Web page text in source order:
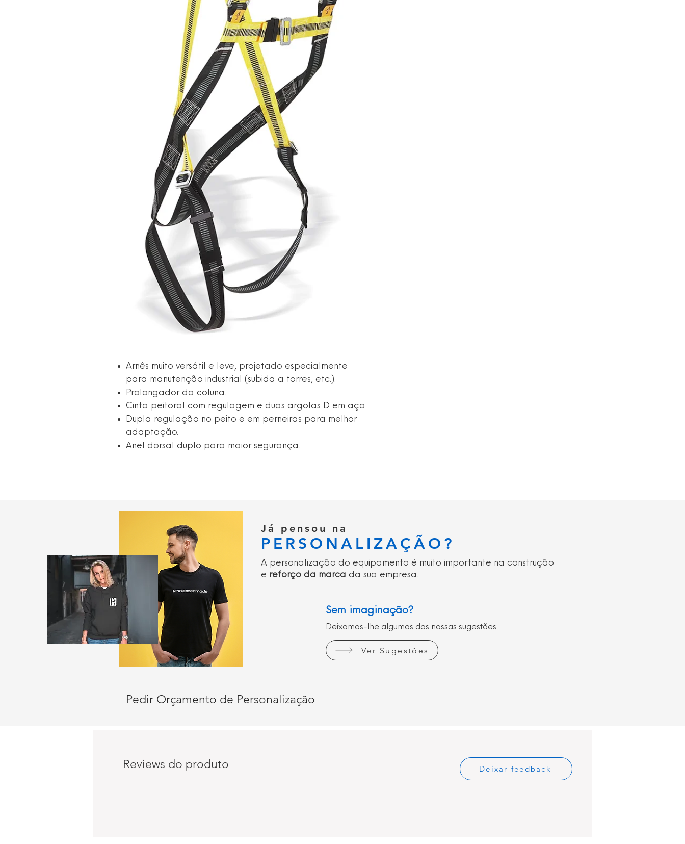
Arnês muito versátil e leve, projetado especialmente
para manutenção industrial (subida a torres, etc.).
Prolongador da coluna.
Cinta peitoral com regulagem e duas argolas D em aço.
Dupla regulação no peito e em perneiras para melhor
adaptação.
Anel dorsal duplo para maior segurança.
Já pensou na
PERSONALIZAÇÃO?
A personalização do equipamento é muito importante na construção
e reforço da marca da sua empresa.
Sem imaginação?
Deixamos-lhe algumas das nossas sugestões.
Ver Sugestões
Pedir Orçamento de Personalização
Reviews do produto Deixar feedback